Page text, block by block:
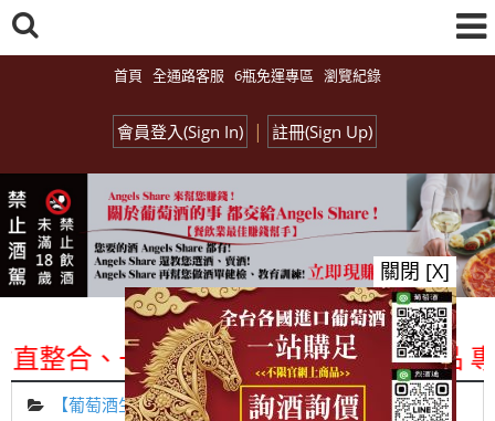
首頁 全通路客服 6瓶免運專區 瀏覽紀錄
會員登入(Sign In) | 註冊(Sign Up)
合、一次購足」各國進口酒類商品 專業
【葡萄酒生活師Mina】專欄
關閉 [X]